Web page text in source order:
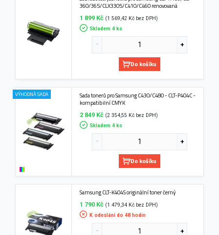
360/365/CLX3305/C410/C460 renovovaná
1 899 Kč (1 569,42 Kč bez DPH)
Skladem 4 ks
Do košíku
VÝHODNÁ SADA
Sada tonerů pro Samsung C430/C480 - CLT-P404C -
kompatibilní CMYK
2 849 Kč (2 354,55 Kč bez DPH)
Skladem 4 ks
Do košíku
Samsung CLT-K404S originální toner černý
1 790 Kč (1 479,34 Kč bez DPH)
K odeslání do 48 hodin